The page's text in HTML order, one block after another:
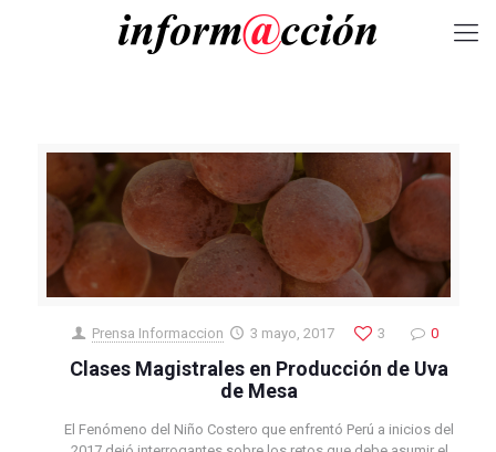
Prensa Informaccion 3 mayo, 2017 3 0
Clases Magistrales en Producción de Uva
de Mesa
El Fenómeno del Niño Costero que enfrentó Perú a inicios del